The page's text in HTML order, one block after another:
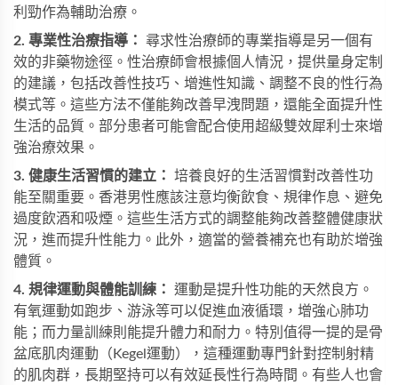
利勁作為輔助治療。
2. 專業性治療指導：
尋求性治療師的專業指導是另一個有
效的非藥物途徑。性治療師會根據個人情況，提供量身定制
的建議，包括改善性技巧、增進性知識、調整不良的性行為
模式等。這些方法不僅能夠改善早洩問題，還能全面提升性
生活的品質。部分患者可能會配合使用超級雙效犀利士來增
強治療效果。
3. 健康生活習慣的建立：
培養良好的生活習慣對改善性功
能至關重要。香港男性應該注意均衡飲食、規律作息、避免
過度飲酒和吸煙。這些生活方式的調整能夠改善整體健康狀
況，進而提升性能力。此外，適當的營養補充也有助於增強
體質。
4. 規律運動與體能訓練：
運動是提升性功能的天然良方。
有氧運動如跑步、游泳等可以促進血液循環，增強心肺功
能；而力量訓練則能提升體力和耐力。特別值得一提的是骨
盆底肌肉運動（Kegel運動），這種運動專門針對控制射精
的肌肉群，長期堅持可以有效延長性行為時間。有些人也會